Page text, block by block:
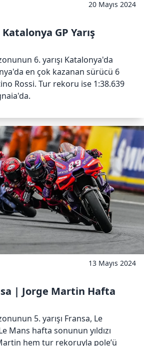
20 Mayıs 2024
GP Yarış
6. yarışı Katalonya'da
en çok kazanan sürücü 6
Rossi. Tur rekoru ise 1:38.639
13 Mayıs 2024
| Jorge Martin Hafta
5. yarışı Fransa, Le
Mans hafta sonunun yıldızı
hem tur rekoruyla pole’ü